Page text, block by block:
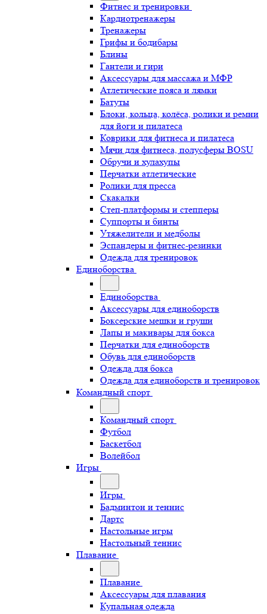
Фитнес и тренировки
Кардиотренажеры
Тренажеры
Грифы и бодибары
Блины
Гантели и гири
Аксессуары для массажа и МФР
Атлетические пояса и лямки
Батуты
Блоки, кольца, колёса, ролики и ремни
для йоги и пилатеса
Коврики для фитнеса и пилатеса
Мячи для фитнеса, полусферы BOSU
Обручи и хулахупы
Перчатки атлетические
Ролики для пресса
Скакалки
Степ-платформы и степперы
Суппорты и бинты
Утяжелители и медболы
Эспандеры и фитнес-резинки
Одежда для тренировок
Единоборства
Единоборства
Аксессуары для единоборств
Боксерские мешки и груши
Лапы и макивары для бокса
Перчатки для единоборств
Обувь для единоборств
Одежда для бокса
Одежда для единоборств и тренировок
Командный спорт
Командный спорт
Футбол
Баскетбол
Волейбол
Игры
Игры
Бадминтон и теннис
Дартс
Настольные игры
Настольный теннис
Плавание
Плавание
Аксессуары для плавания
Купальная одежда